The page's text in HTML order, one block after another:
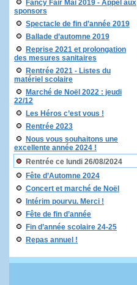
Fancy Fair Mai 2019 - Appel aux
sponsors
Spectacle de fin d’année 2019
Ballade d’automne 2019
Reprise 2021 et prolongation
des mesures sanitaires
Rentrée 2021 - Listes du
matériel scolaire
Marché de Noël 2022 : jeudi
22/12
Les Héros c’est vous !
Rentrée 2023
Nous vous souhaitons une
excellente année 2024 !
Rentrée ce lundi 26/08/2024
Fête d’Automne 2024
Concert et marché de Noël
Intérim pourvu. Merci !
Fête de fin d’année
Fin d’année scolaire 24-25
Repas annuel !